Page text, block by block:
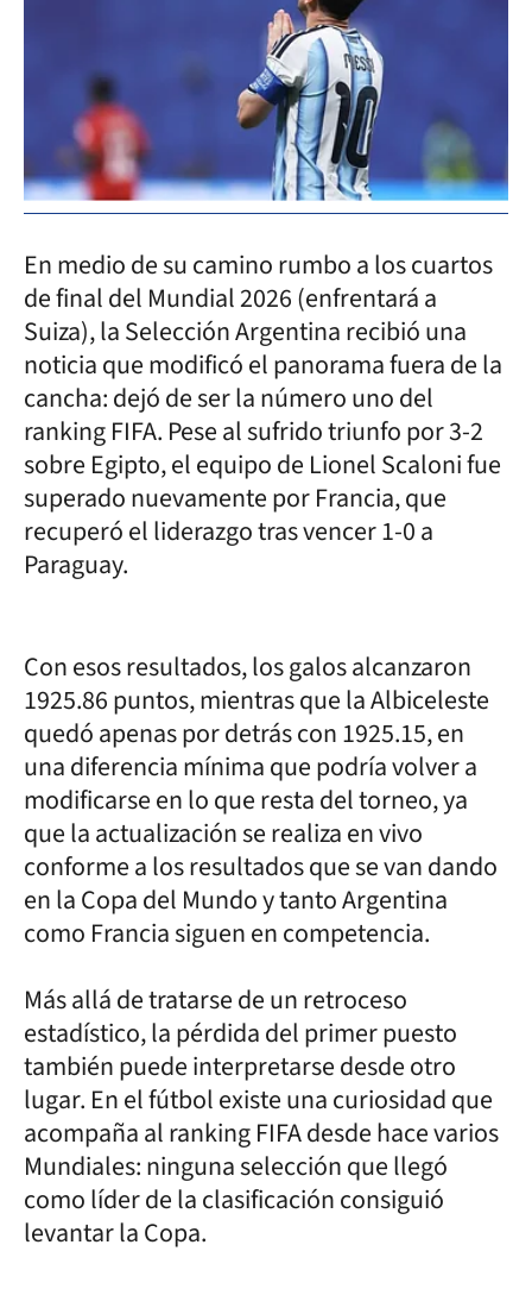
En medio de su camino rumbo a los cuartos
de final del Mundial 2026 (enfrentará a
Suiza), la Selección Argentina recibió una
noticia que modificó el panorama fuera de la
cancha: dejó de ser la número uno del
ranking FIFA. Pese al sufrido triunfo por 3-2
sobre Egipto, el equipo de Lionel Scaloni fue
superado nuevamente por Francia, que
recuperó el liderazgo tras vencer 1-0 a
Paraguay.
Con esos resultados, los galos alcanzaron
1925.86 puntos, mientras que la Albiceleste
quedó apenas por detrás con 1925.15, en
una diferencia mínima que podría volver a
modificarse en lo que resta del torneo, ya
que la actualización se realiza en vivo
conforme a los resultados que se van dando
en la Copa del Mundo y tanto Argentina
como Francia siguen en competencia.
Más allá de tratarse de un retroceso
estadístico, la pérdida del primer puesto
también puede interpretarse desde otro
lugar. En el fútbol existe una curiosidad que
acompaña al ranking FIFA desde hace varios
Mundiales: ninguna selección que llegó
como líder de la clasificación consiguió
levantar la Copa.